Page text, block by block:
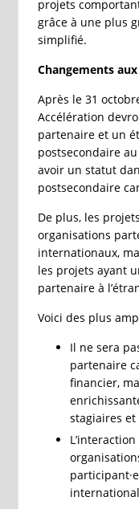
projets
grâce à une plus
simplifié.
Changements
Après le 31
Accélération
partenaire et un
postsecondaire
avoir un statut
postsecondaire
De plus, les
organisations
internationaux,
les projets ayant
partenaire à
Voici des plus
Il ne sera
partenaire
financier,
stagiaires